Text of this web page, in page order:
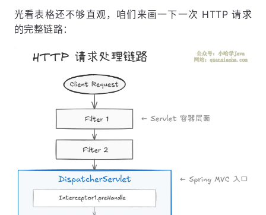
光看表格还不够直观，咱们来画一下一次 HTTP 请求
的完整链路：